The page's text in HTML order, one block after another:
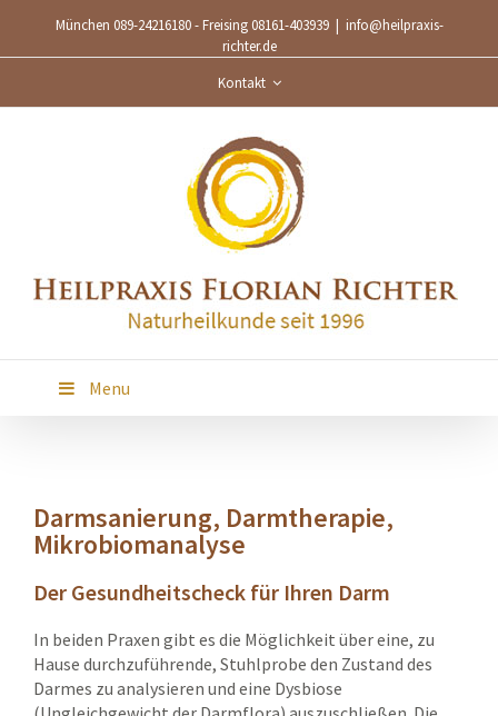
München 089-24216180 - Freising 08161-403939 | info@heilpraxis-
richter.de
Kontakt
Menu
Darmsanierung, Darmtherapie,
Mikrobiomanalyse
Der Gesundheitscheck für Ihren Darm
In beiden Praxen gibt es die Möglichkeit über eine, zu
Hause durchzuführende, Stuhlprobe den Zustand des
Darmes zu analysieren und eine Dysbiose